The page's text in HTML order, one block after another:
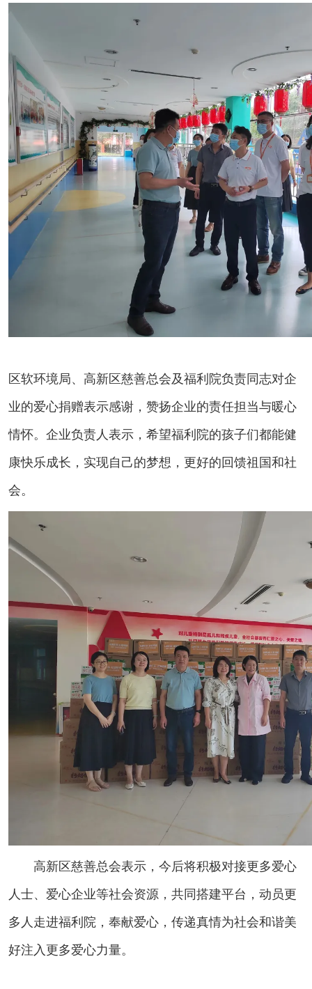
区软环境局、高新区慈善总会及福利院负责同志对企
业的爱心捐赠表示感谢，赞扬企业的责任担当与暖心
情怀。企业负责人表示，希望福利院的孩子们都能健
康快乐成长，实现自己的梦想，更好的回馈祖国和社
会。
高新区慈善总会表示，今后将积极对接更多爱心
人士、爱心企业等社会资源，共同搭建平台，动员更
多人走进福利院，奉献爱心，传递真情为社会和谐美
好注入更多爱心力量。